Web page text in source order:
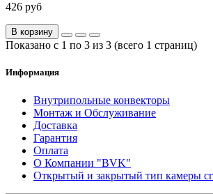
426 руб
В корзину
Показано с 1 по 3 из 3 (всего 1 страниц)
Информация
Внутрипольные конвекторы
Монтаж и Обслуживание
Доставка
Гарантия
Оплата
О Компании "BVK"
Открытый и закрытый тип камеры